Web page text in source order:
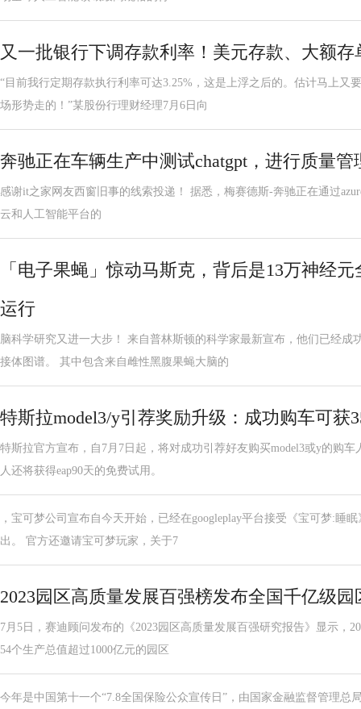
又一批银行下调存款利率！美元存款、大额存
“目前我行定期存款执行利率可达3.25%，这是上浮之后的。估计马上又
场形势走的！”某股份行理财经理7月6日向
奔驰正在车辆生产中测试chatgpt，进行质量
感谢it之家网友西窗旧事的线索投递！ 据悉，梅赛德斯-奔驰正在通过
云和人工智能平台的
「电子果蝇」惊动马斯克，背后是13万神经
运行
脑科学研究又进一大步！ 来自普林斯顿的科学家最新宣布，他们已经成
接体图谱。 其中包含来自雌性黑腹果蝇大脑的
特斯拉model3/y引荐奖励升级：成功购车可获
特斯拉官方宣布，自7月7日起，将对成功引荐好友购买model3或y的购车
人还将获得eap90天的免费试用。
，宝可梦公司宣布自今天开始，已经在googleplay平台接受《宝可梦:睡
出。 官方还邀请宝可梦玩家，关于7
2023园区高质量发展百强榜发布全国千亿级园
7月5日，赛迪顾问发布的《2023园区高质量发展百强研究报告》显示，
54个生产总值超过1000亿元的园区
今年是中国第十一个“7.8全国保险公众宣传日”，由国家金融监督管理总